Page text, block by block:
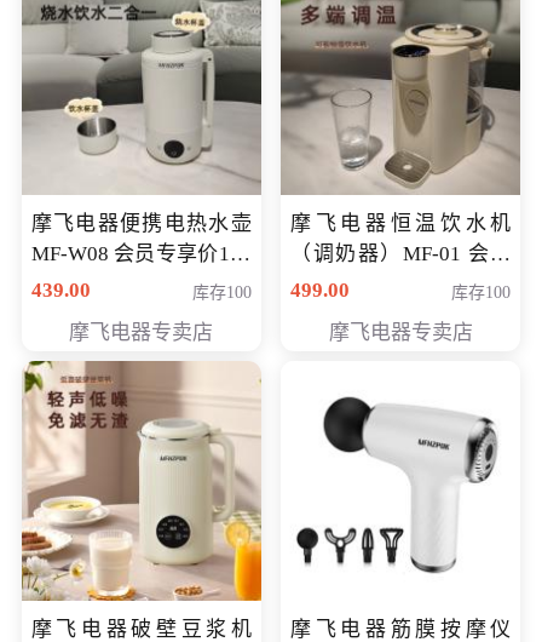
摩飞电器便携电热水壶
MF-W08 会员专享价198
元
439.00 库存100
摩飞电器专卖店
摩飞电器恒温饮水机
（调奶器）MF-01 会员
专享价366元
499.00 库存100
摩飞电器专卖店
摩飞电器破壁豆浆机
摩飞电器筋膜按摩仪